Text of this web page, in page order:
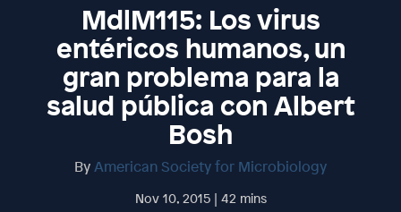
MdlM115: Los virus
entéricos humanos, un
gran problema para la
salud pública con Albert
Bosh
ByAmerican Society for Microbiology
Nov 10, 2015 | 42 mins